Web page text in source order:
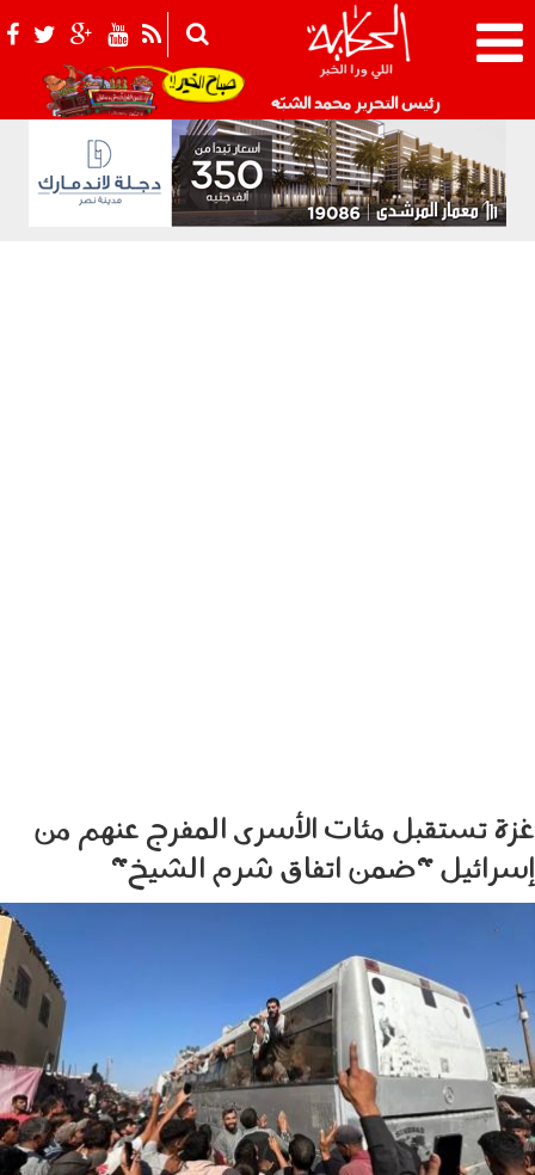
رئيس التحرير محمد الشبّه 021_2.png
غزة تستقبل مئات الأسرى المفرج عنهم من
إسرائيل "ضمن اتفاق شرم الشيخ"
131006.jpg